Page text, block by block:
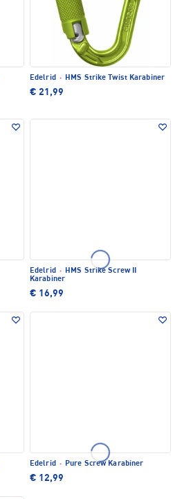
Edelrid · HMS Strike Twist Karabiner
€ 21,99
Edelrid · HMS Strike Screw II
Karabiner
€ 16,99
Edelrid · Pure Screw Karabiner
€ 12,99